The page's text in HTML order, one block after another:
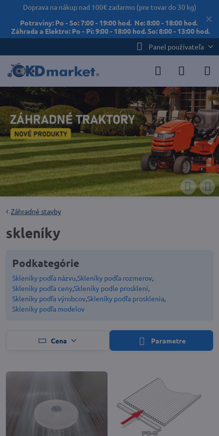
✕
Doprava na nákup nad 100€ zadarmo (pre tovar do 30 kg)
Potraviny: Po - So: 7:00 - 19:00 hod. Ne: 8:00 - 18:00 hod.
Záhrada a Elektro: Po - Pi: 9:00 - 18:00 hod. So: 8:00 - 13:00 hod.
Panel používateľa
Záhradné stavby
skleníky
Podkategórie
Skleníky podľa názvu Skleníky podľa rozmerov
Skleníky podľa cenySkleníky podle prosklení
Skleníky podľa výrobcovSkleníky podľa prosklenia
Skleníky podľa modelov
Cena Parametre